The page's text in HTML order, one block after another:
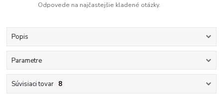
Odpovede na najčastejšie kladené otázky.
Popis
Parametre
Súvisiaci tovar 8